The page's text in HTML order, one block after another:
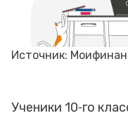
Источник:
Ученики 10‑го